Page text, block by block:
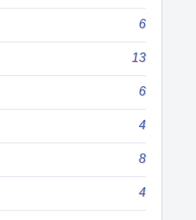
6
13
6
4
8
4